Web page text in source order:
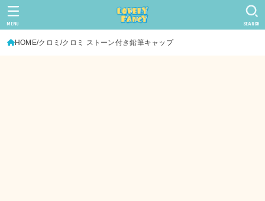
SEARCH
MENU
HOME クロミ クロミ ストーン付き鉛筆キャップ